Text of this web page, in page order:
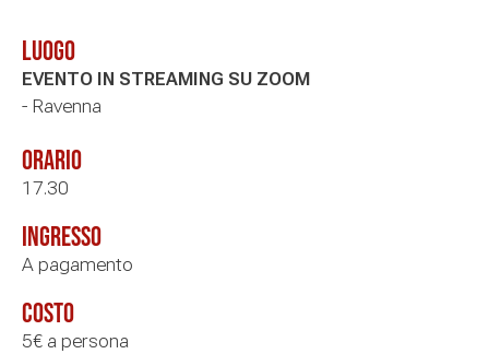
Luogo
EVENTO IN STREAMING SU ZOOM
- Ravenna
Orario
17.30
Ingresso
A pagamento
Costo
5€ a persona